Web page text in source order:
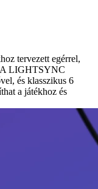
tervezett egérrel,
A LIGHTSYNC
és klasszikus 6
a játékhoz és